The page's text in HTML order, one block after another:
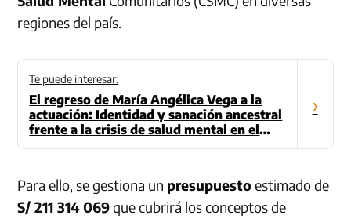
regiones del país.
Te puede interesar:
El regreso de María Angélica Vega a la
actuación: Identidad y sanación ancestral
frente a la crisis de salud mental en el
Perú
›
Para ello, se gestiona un presupuestoestimado de
S/ 211 314 069que cubrirá los conceptos de